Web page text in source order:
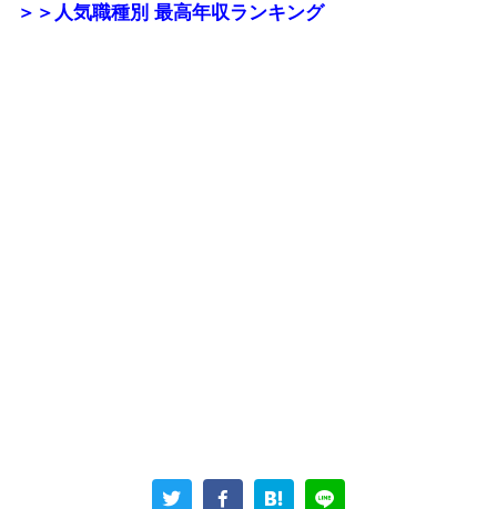
＞＞人気職種別 最高年収ランキング